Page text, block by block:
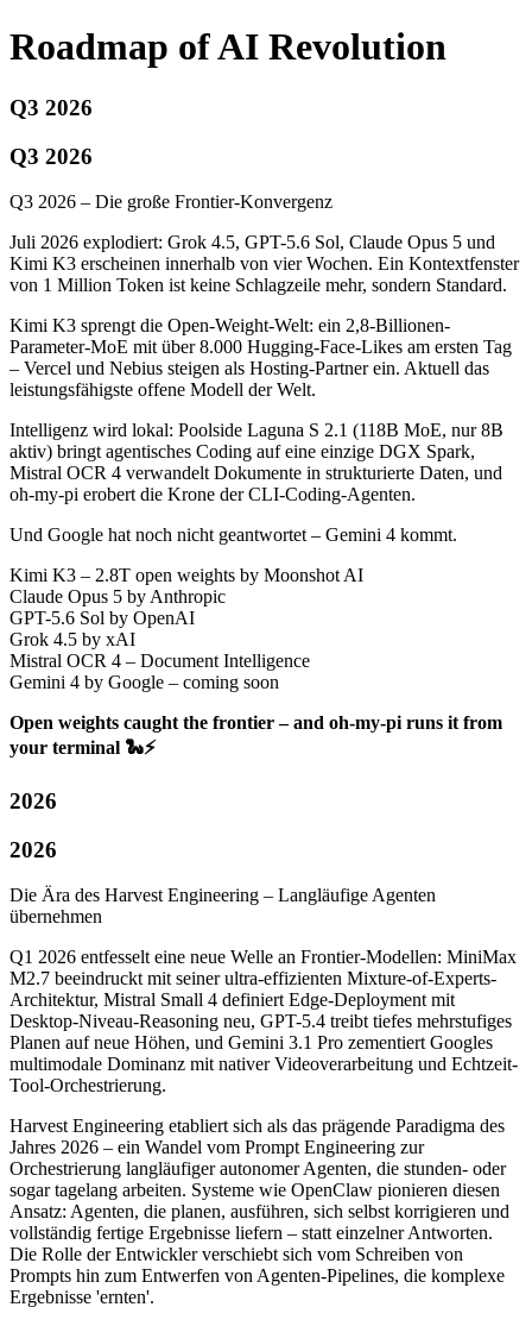
Roadmap of AI Revolution
Q3 2026
Q3 2026
Q3 2026 – Die große Frontier-Konvergenz
Juli 2026 explodiert: Grok 4.5, GPT-5.6 Sol, Claude Opus 5 und
Kimi K3 erscheinen innerhalb von vier Wochen. Ein Kontextfenster
von 1 Million Token ist keine Schlagzeile mehr, sondern Standard.
Kimi K3 sprengt die Open-Weight-Welt: ein 2,8-Billionen-
Parameter-MoE mit über 8.000 Hugging-Face-Likes am ersten Tag
– Vercel und Nebius steigen als Hosting-Partner ein. Aktuell das
leistungsfähigste offene Modell der Welt.
Intelligenz wird lokal: Poolside Laguna S 2.1 (118B MoE, nur 8B
aktiv) bringt agentisches Coding auf eine einzige DGX Spark,
Mistral OCR 4 verwandelt Dokumente in strukturierte Daten, und
oh-my-pi erobert die Krone der CLI-Coding-Agenten.
Und Google hat noch nicht geantwortet – Gemini 4 kommt.
Kimi K3 – 2.8T open weights by Moonshot AI
Claude Opus 5 by Anthropic
GPT-5.6 Sol by OpenAI
Grok 4.5 by xAI
Mistral OCR 4 – Document Intelligence
Gemini 4 by Google – coming soon
Open weights caught the frontier – and oh-my-pi runs it from
your terminal 🐍⚡
2026
2026
Die Ära des Harvest Engineering – Langläufige Agenten
übernehmen
Q1 2026 entfesselt eine neue Welle an Frontier-Modellen: MiniMax
M2.7 beeindruckt mit seiner ultra-effizienten Mixture-of-Experts-
Architektur, Mistral Small 4 definiert Edge-Deployment mit
Desktop-Niveau-Reasoning neu, GPT-5.4 treibt tiefes mehrstufiges
Planen auf neue Höhen, und Gemini 3.1 Pro zementiert Googles
multimodale Dominanz mit nativer Videoverarbeitung und Echtzeit-
Tool-Orchestrierung.
Harvest Engineering etabliert sich als das prägende Paradigma des
Jahres 2026 – ein Wandel vom Prompt Engineering zur
Orchestrierung langläufiger autonomer Agenten, die stunden- oder
sogar tagelang arbeiten. Systeme wie OpenClaw pionieren diesen
Ansatz: Agenten, die planen, ausführen, sich selbst korrigieren und
vollständig fertige Ergebnisse liefern – statt einzelner Antworten.
Die Rolle der Entwickler verschiebt sich vom Schreiben von
Prompts hin zum Entwerfen von Agenten-Pipelines, die komplexe
Ergebnisse 'ernten'.